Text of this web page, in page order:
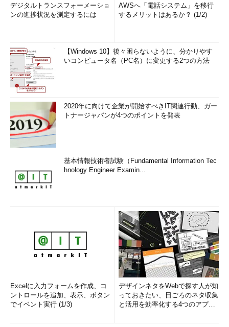
デジタルトランスフォーメーショ
ンの進捗状況を測定するには
AWSへ「電話システム」を移行
するメリットはあるか？ (1/2)
【Windows 10】後々困らないように、分かりやす
いコンピュータ名（PC名）に変更する2つの方法
2020年に向けて企業が開始すべきIT関連行動、ガー
トナージャパンが4つのポイントを発表
基本情報技術者試験（Fundamental Information Tec
hnology Engineer Examin...
Excelに入力フォームを作成、コ
ントロールを追加、表示、ボタン
でイベント実行 (1/3)
デザインネタをWebで探す人が知
っておきたい、日ごろのネタ収集
と活用を効率化する4つのアプリ